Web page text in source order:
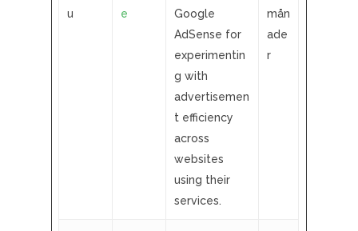
u
e
Google
AdSense for
experimentin
g with
advertisemen
t efficiency
across
websites
using their
services.
mån
ade
r